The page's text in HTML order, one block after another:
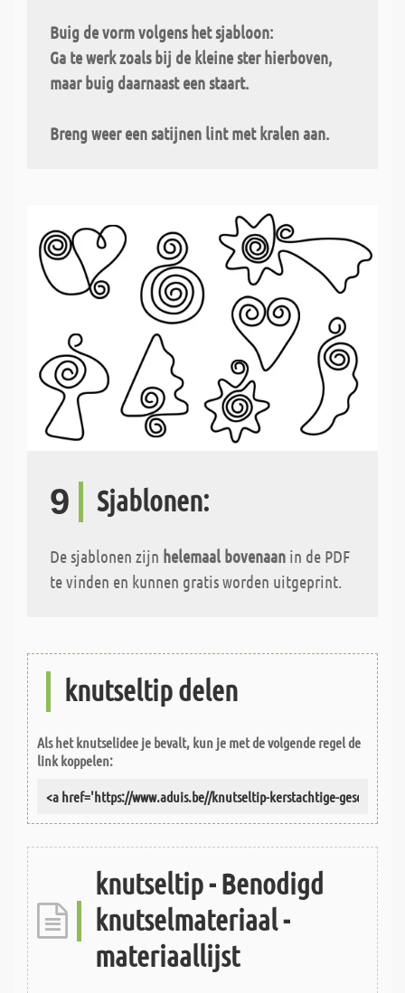
Buig de vorm volgens het sjabloon:
Ga te werk zoals bij de kleine ster hierboven,
maar buig daarnaast een staart.
Breng weer een satijnen lint met kralen aan.
9 Sjablonen:
De sjablonen zijn helemaal bovenaan in de PDF
te vinden en kunnen gratis worden uitgeprint.
knutseltip delen
Als het knutselidee je bevalt, kun je met de volgende regel de
link koppelen:
knutseltip - Benodigd
knutselmateriaal -
materiaallijst